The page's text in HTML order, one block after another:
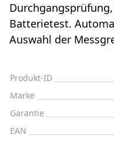
Batterietest.
Auswahl der
Produkt-ID
Marke
Garantie
EAN